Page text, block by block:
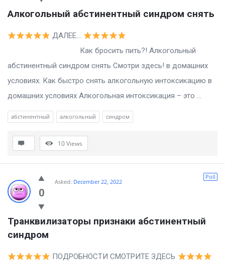
Алкогольный абстинентный синдром снять
ДАЛЕЕ…
Как бросить пить?! Алкогольный
абстинентный синдром снять Смотри здесь! в домашних
условиях. Как быстро снять алкогольную интоксикацию в
домашних условиях Алкогольная интоксикация – это ...
абстинентный алкогольный синдром
10Views
0
Poll
Asked: December 22, 2022
Транквилизаторы признаки абстинентный
синдром
ПОДРОБНОСТИ СМОТРИТЕ ЗДЕСЬ